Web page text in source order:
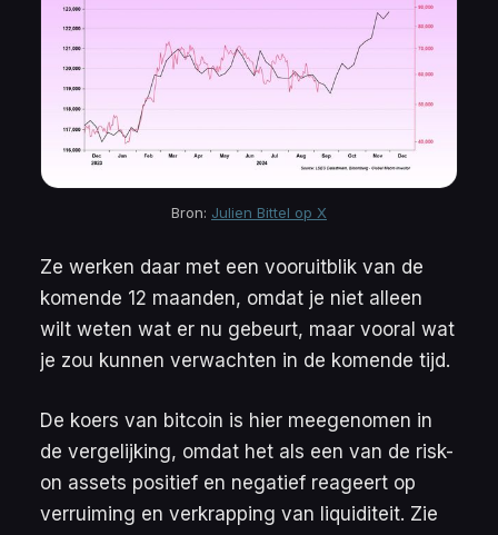
Bron: Julien Bittel op X
Ze werken daar met een vooruitblik van de
komende 12 maanden, omdat je niet alleen
wilt weten wat er nu gebeurt, maar vooral wat
je zou kunnen verwachten in de komende tijd.
De koers van bitcoin is hier meegenomen in
de vergelijking, omdat het als een van de risk-
on assets positief en negatief reageert op
verruiming en verkrapping van liquiditeit. Zie